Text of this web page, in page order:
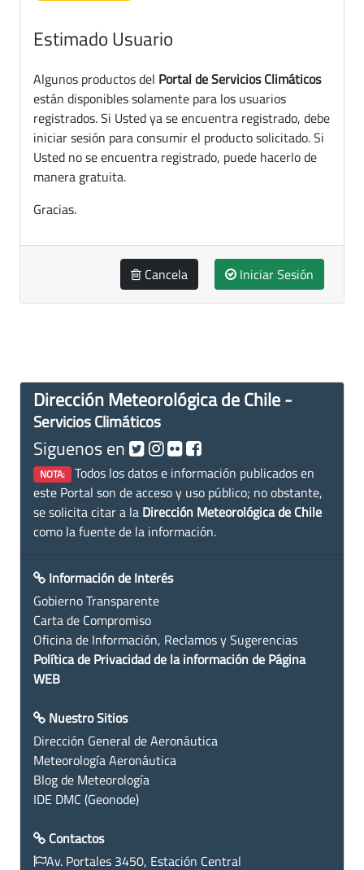
Estimado Usuario
Algunos productos del Portal de Servicios Climáticos
están disponibles solamente para los usuarios
registrados. Si Usted ya se encuentra registrado, debe
iniciar sesión para consumir el producto solicitado. Si
Usted no se encuentra registrado, puede hacerlo de
manera gratuita.
Gracias.
Cancela Iniciar Sesión
Dirección Meteorológica de Chile -
Servicios Climáticos
Siguenos en
NOTA: Todos los datos e información publicados en
este Portal son de acceso y uso público; no obstante,
se solicita citar a la Dirección Meteorológica de Chile
como la fuente de la información.
Información de Interés
Gobierno Transparente
Carta de Compromiso
Oficina de Información, Reclamos y Sugerencias
Política de Privacidad de la información de Página
WEB
Nuestro Sitios
Dirección General de Aeronáutica
Meteorología Aeronáutica
Blog de Meteorología
IDE DMC (Geonode)
Contactos
Av. Portales 3450, Estación Central